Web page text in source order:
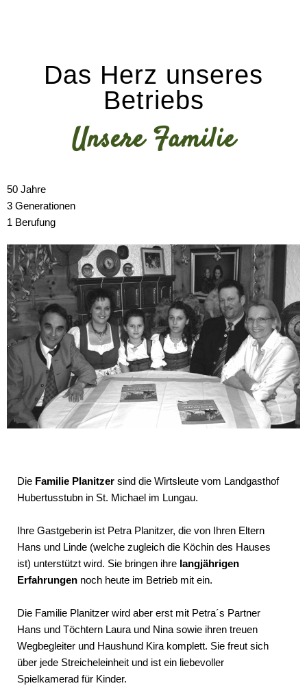
Das Herz unseres
Betriebs
Unsere Familie
50 Jahre
3 Generationen
1 Berufung
Die Familie Planitzer sind die Wirtsleute vom Landgasthof
Hubertusstubn in St. Michael im Lungau.
Ihre Gastgeberin ist Petra Planitzer, die von Ihren Eltern
Hans und Linde (welche zugleich die Köchin des Hauses
ist) unterstützt wird. Sie bringen ihre langjährigen
Erfahrungen noch heute im Betrieb mit ein.
Die Familie Planitzer wird aber erst mit Petra´s Partner
Hans und Töchtern Laura und Nina sowie ihren treuen
Wegbegleiter und Haushund Kira komplett. Sie freut sich
über jede Streicheleinheit und ist ein liebevoller
Spielkamerad für Kinder.